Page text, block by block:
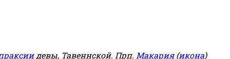
девы, Тавеннской. Прп. Макария(икона)